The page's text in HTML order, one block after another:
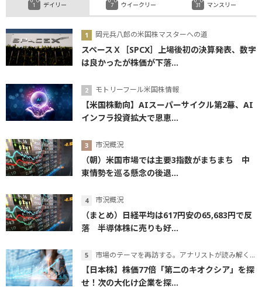
デイリー
岡元兵八郎の米国株マスターへの道
スペースＸ［SPCX］上場後初の決算発表、数字
は良かったが株価が下落...
モトリーフール米国株情報
【米国株動向】AIスーパーサイクル第2幕、AI
インフラ投資拡大で恩恵...
市況概況
（朝）米国市場では主要3指数がまちまち 中
東情勢を巡る懸念の後退...
市況概況
（まとめ）日経平均は617円安の65,683円で反
落 半導体株に売りも好...
市場のテーマを再訪する。アナリストが読み解くテーマの本質
【日本株】株価77倍「第二のキオクシア」を探
せ！次の大化け企業を探...
ウイークリー マンスリー